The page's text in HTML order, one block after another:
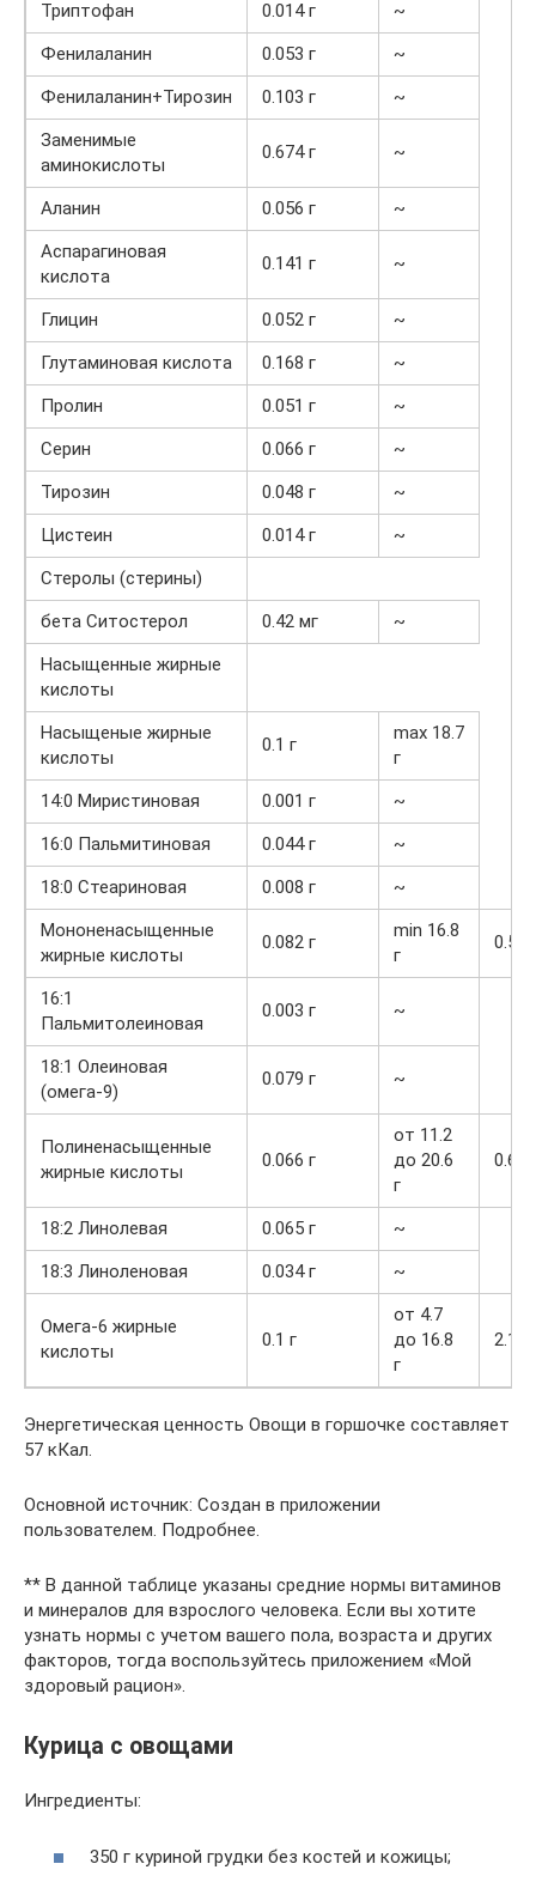
Триптофан 0.014 г
~
Фенилаланин
0.053 г
~
Фенилаланин+Тирозин
0.103 г
~
Заменимые
аминокислоты
0.674 г ~
Аланин 0.056 г
~
Аспарагиновая
кислота
0.141 г ~
Глицин 0.052 г
~
Глутаминовая кислота
0.168 г
~
Пролин
0.051 г
~
Серин
0.066 г
~
Тирозин
0.048 г
~
Цистеин
0.014 г
~
Стеролы (стерины)
бета Ситостерол
0.42 мг
~
Насыщенные жирные
кислоты
Насыщеные жирные
кислоты
0.1 г
max 18.7
г
14:0 Миристиновая
0.001 г
~
16:0 Пальмитиновая
0.044 г
~
18:0 Стеариновая
0.008 г
~
Мононенасыщенные
жирные кислоты
0.082 г
min 16.8
г
0.5%
16:1
Пальмитолеиновая
0.003 г ~
18:1 Олеиновая
(омега-9)
0.079 г ~
Полиненасыщенные
жирные кислоты
0.066 г
от 11.2
до 20.6
г
0.6%
18:2 Линолевая 0.065 г
~
18:3 Линоленовая
0.034 г ~
Омега-6 жирные
кислоты
0.1 г
от 4.7
до 16.8
г
2.1%
Энергетическая ценность Овощи в горшочке составляет
57 кКал.
Основной источник: Создан в приложении
пользователем. Подробнее.
** В данной таблице указаны средние нормы витаминов
и минералов для взрослого человека. Если вы хотите
узнать нормы с учетом вашего пола, возраста и других
факторов, тогда воспользуйтесь приложением «Мой
здоровый рацион».
Курица с овощами
Ингредиенты:
350 г куриной грудки без костей и кожицы;